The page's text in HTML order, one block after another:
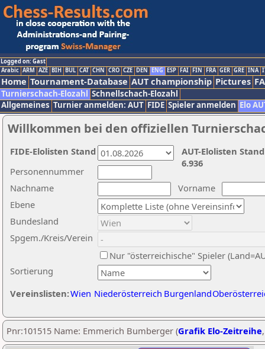
Logged on: Gast
Arabic ARM AZE BIH BUL CAT CHN CRO CZE DEN ENG ESP FAI FIN FRA GER GRE INA
Home Tournament-Database AUT championship Pictures
Turnierschach-Elozahl Schnellschach-Elozahl
Allgemeines Turnier anmelden: AUT FIDE Spieler anmelden Elo
Willkommen bei den offiziellen
Nachname
Vorname
Ebene
Sortierung
Personennummer
Bundesland
Spgem./Kreis/Verein
Nur "österreichische" Spieler
Vereinslisten:Wien Niederösterreich Burgenland
AUT-Elolisten
6.936
FIDE-Elolisten Stand
Pnr:101515 Name: Emmerich Bumberger (Grafik Elo-Zeitreihe